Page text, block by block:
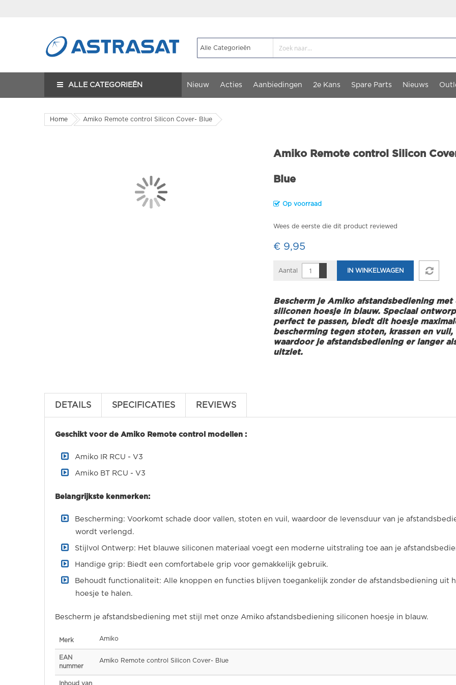
ALLE CATEGORIEËN Nieuw Acties Aanbiedingen 2e Kans Spare Parts Nieuws
Home Amiko Remote control Silicon Cover- Blue
Amiko Remote control Silicon
Blue
Op voorraad
Wees de eerste die dit product reviewed
€ 9,95
Aantal IN WINKELWAGEN
Bescherm je Amiko afstandsbediening met
siliconen hoesje in blauw. Speciaal
perfect te passen, biedt dit hoesje
bescherming tegen stoten, krassen en vuil,
waardoor je afstandsbediening er langer
uitziet.
DETAILS SPECIFICATIES REVIEWS
Geschikt voor de Amiko Remote control modellen :
Amiko IR RCU - V3
Amiko BT RCU - V3
Belangrijkste kenmerken:
Bescherming: Voorkomt schade door vallen, stoten en vuil, waardoor de levensduur van je
wordt verlengd.
Stijlvol Ontwerp: Het blauwe siliconen materiaal voegt een moderne uitstraling toe aan je
Handige grip: Biedt een comfortabele grip voor gemakkelijk gebruik.
Behoudt functionaliteit: Alle knoppen en functies blijven toegankelijk zonder de afstandsbediening uit
hoesje te halen.
Bescherm je afstandsbediening met stijl met onze Amiko afstandsbediening siliconen hoesje in blauw.
Specificaties
Merk Amiko
EAN
nummer
Amiko Remote control Silicon Cover- Blue
Inhoud van